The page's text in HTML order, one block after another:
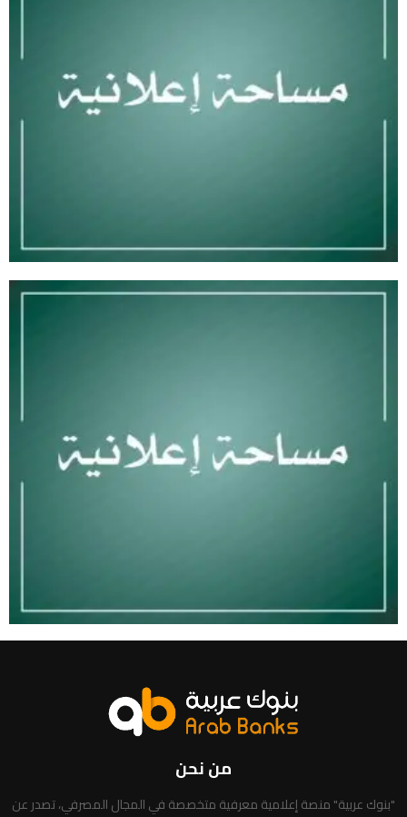
من نحن
"بنوك عربية" منصة إعلامية معرفية متخصصة في المجال المصرفي، تصدر عن